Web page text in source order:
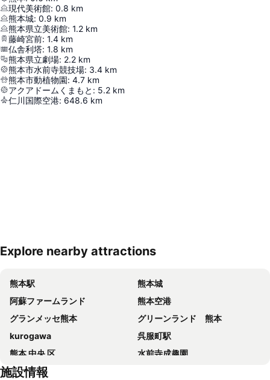
現代美術館: 0.8 km
熊本城: 0.9 km
熊本県立美術館: 1.2 km
藤崎宮前: 1.4 km
仏舎利塔: 1.8 km
熊本県立劇場: 2.2 km
熊本市水前寺競技場: 3.4 km
熊本市動植物園: 4.7 km
アクアドームくまもと : 5.2 km
仁川国際空港: 648.6 km
地図を拡大
Explore nearby attractions
熊本駅
熊本城
阿蘇ファームランド
熊本空港
グランメッセ熊本
グリーンランド 熊本
kurogawa
呉服町駅
熊本 中央 区
水前寺成趣園
熊本新市街
施設情報